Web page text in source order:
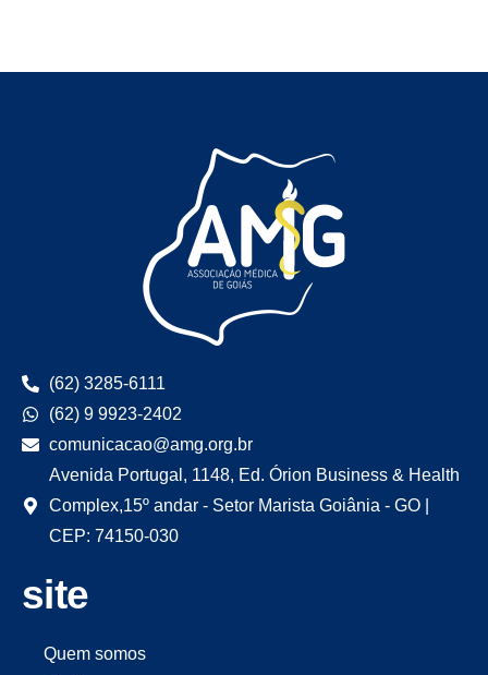
(62) 3285-6111
(62) 9 9923-2402
comunicacao@amg.org.br
Avenida Portugal, 1148, Ed. Órion Business & Health
Complex,15º andar - Setor Marista Goiânia - GO |
CEP: 74150-030
site
Quem somos